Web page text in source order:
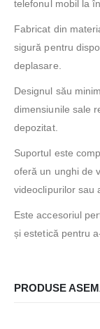
telefonul mobil la
Fabricat din
sigură pentru
deplasare.
Designul său
dimensiunile sale
depozitat.
Suportul este
oferă un unghi de
videoclipurilor sau
Este accesoriul
și estetică pentru
PRODUSE